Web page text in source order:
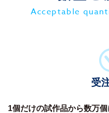
Acceptable
受
1個だけの試作品から数万